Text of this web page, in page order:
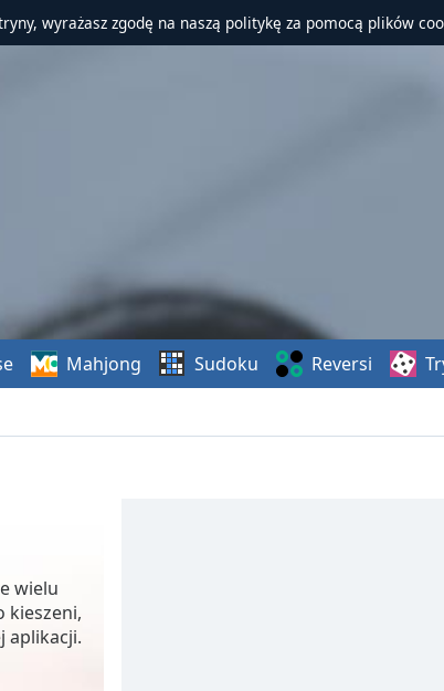
wyrażasz zgodę na naszą politykę za pomocą plików
Mahjong Sudoku Reversi
wielu
kieszeni,
aplikacji.